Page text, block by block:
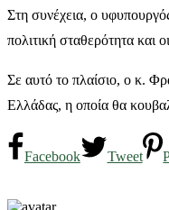
Στη συνέχεια, ο
πολιτική σταθερότητα και
Σε αυτό το πλαίσιο, ο κ.
Ελλάδας, η οποία θα
Facebook Tweet